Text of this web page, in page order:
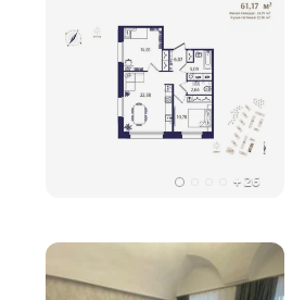
+ 26